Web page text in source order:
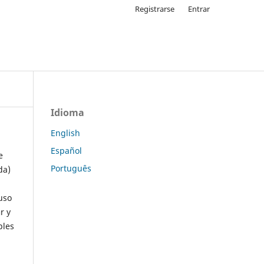
Registrarse Entrar
y
Idioma
English
Español
Português